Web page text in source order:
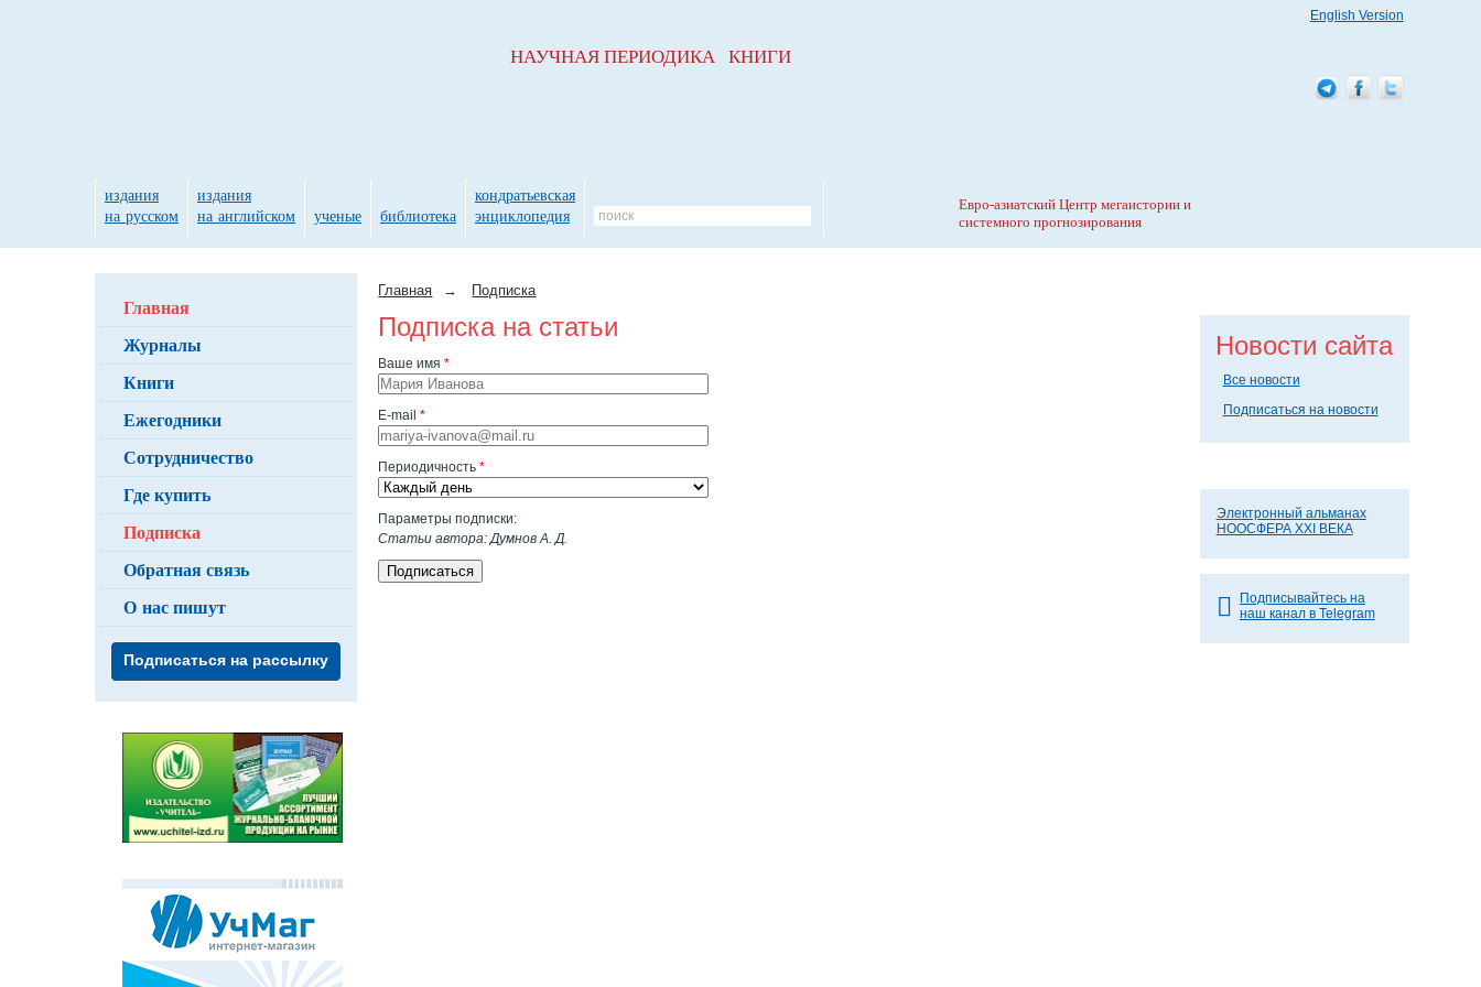
Главная → Подписка
Подписка на статьи
Ваше имя*
E-mail*
Периодичность*
Параметры подписки:
Статьи автора: Думнов А. Д.
Подписаться
Главная
Журналы
Книги
Ежегодники
Сотрудничество
Где купить
Подписка
Обратная связь
О нас пишут
Подписаться на рассылку
Новости сайта
Все новости
Подписаться на новости
Электронный альманах
НООСФЕРА XXI ВЕКА
Подписывайтесь на
наш канал в Telegram
НАУЧНАЯ ПЕРИОДИКА КНИГИ
издания
на русском
издания
на английском
ученые библиотека
кондратьевская
энциклопедия
Евро-азиатский Центр мегаистории и
системного прогнозирования
English Version